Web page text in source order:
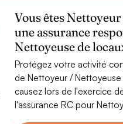
Vous êtes
une assurance
Nettoyeuse de
Protégez votre activité
de Nettoyeur /
causez lors de l'exercice
l'assurance RC pour